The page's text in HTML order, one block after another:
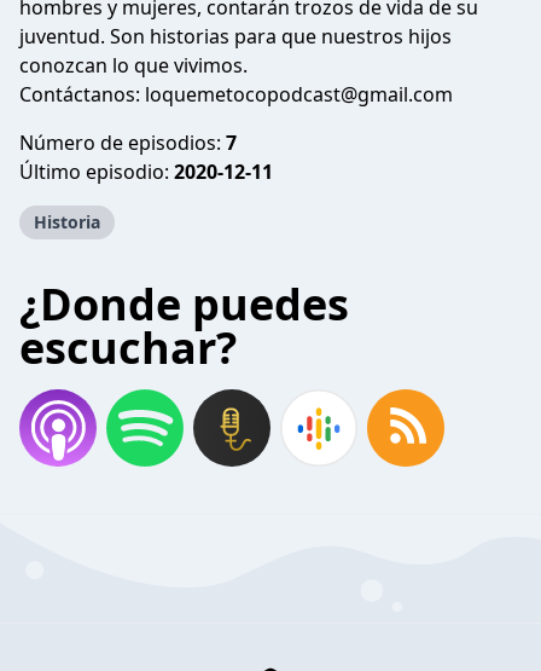
hombres y mujeres, contarán trozos de vida de su
juventud. Son historias para que nuestros hijos
conozcan lo que vivimos.
Contáctanos: loquemetocopodcast@gmail.com
Número de episodios: 7
Último episodio: 2020-12-11
Historia
¿Donde puedes
escuchar?